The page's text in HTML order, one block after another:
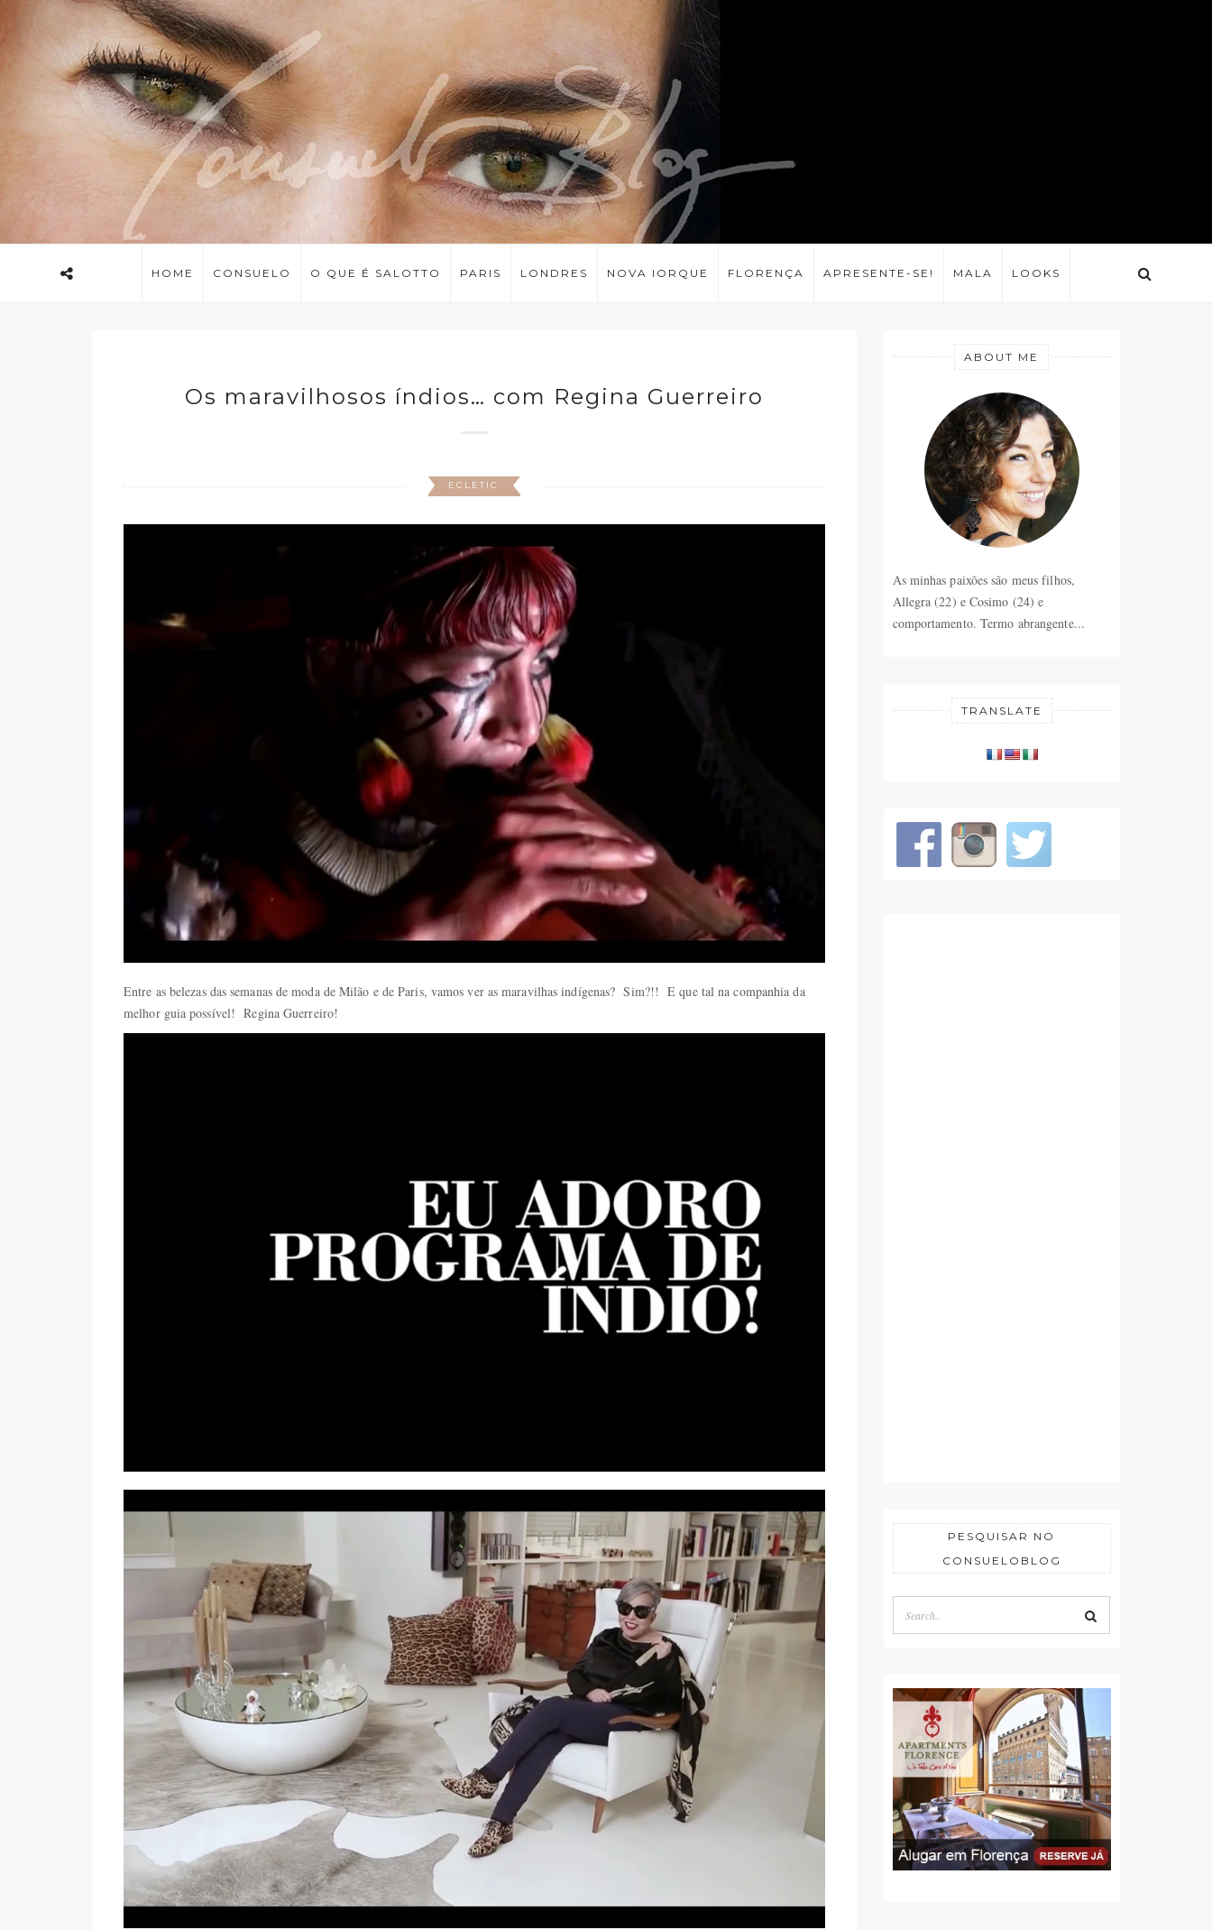
HOME CONSUELO O QUE É SALOTTO PARIS LONDRES NOVA IORQUE FLORENÇA APRESENTE-SE! MALA LOOKS
Os maravilhosos índios… com Regina Guerreiro
ECLETIC
Entre as belezas das semanas de moda de Milão e de Paris, vamos ver as maravilhas indígenas? Sim?!! E que tal na companhia da
melhor guia possível! Regina Guerreiro!
ABOUT ME
As minhas paixões são meus filhos,
Allegra (22) e Cosimo (24) e
comportamento. Termo abrangente...
TRANSLATE
PESQUISAR NO
CONSUELOBLOG